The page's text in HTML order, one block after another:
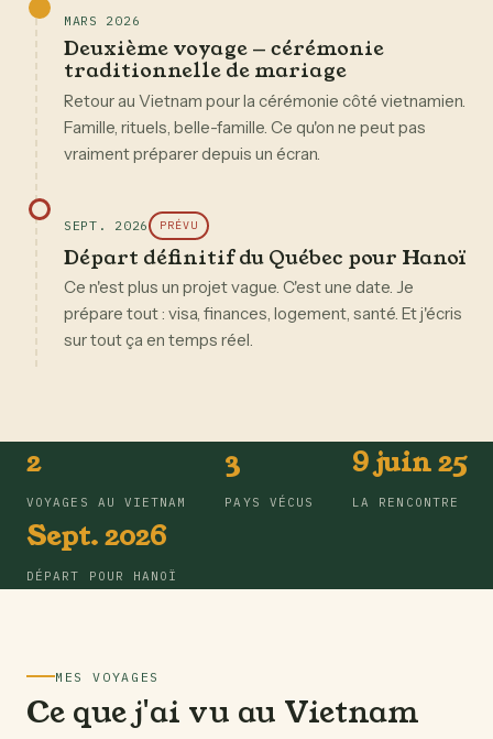
MARS 2026
Deuxième voyage — cérémonie
traditionnelle de mariage
Retour au Vietnam pour la cérémonie côté vietnamien.
Famille, rituels, belle-famille. Ce qu'on ne peut pas
vraiment préparer depuis un écran.
SEPT. 2026 PRÉVU
Départ définitif du Québec pour Hanoï
Ce n'est plus un projet vague. C'est une date. Je
prépare tout : visa, finances, logement, santé. Et j'écris
sur tout ça en temps réel.
2
VOYAGES AU VIETNAM
3
PAYS VÉCUS
9 juin 25
LA RENCONTRE
Sept. 2026
DÉPART POUR HANOÏ
MES VOYAGES
Ce que j'ai vu au Vietnam